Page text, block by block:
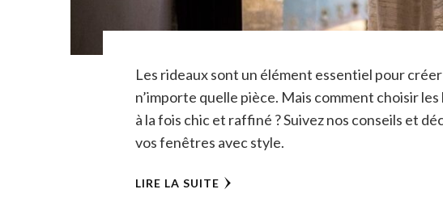
Les rideaux sont un élément essentiel pour
n’importe quelle pièce. Mais comment choisir
à la fois chic et raffiné ? Suivez nos conseils et
vos fenêtres avec style.
LIRE LA SUITE